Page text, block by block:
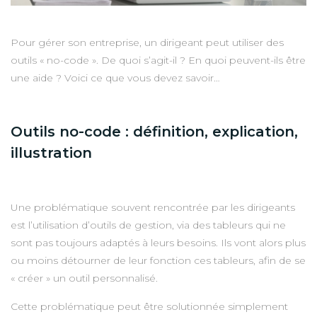
Pour gérer son entreprise, un dirigeant peut utiliser des
outils « no-code ». De quoi s’agit-il ? En quoi peuvent-ils être
une aide ? Voici ce que vous devez savoir…
Outils no-code : définition, explication,
illustration
Une problématique souvent rencontrée par les dirigeants
est l’utilisation d’outils de gestion, via des tableurs qui ne
sont pas toujours adaptés à leurs besoins. Ils vont alors plus
ou moins détourner de leur fonction ces tableurs, afin de se
« créer » un outil personnalisé.
Cette problématique peut être solutionnée simplement